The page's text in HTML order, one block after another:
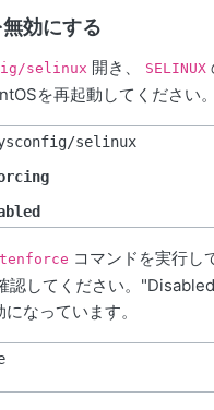
効にする
selinux 開き、 SELINUX
を再起動してください。
selinux
コマンドを実行し
認してください。
なっています。